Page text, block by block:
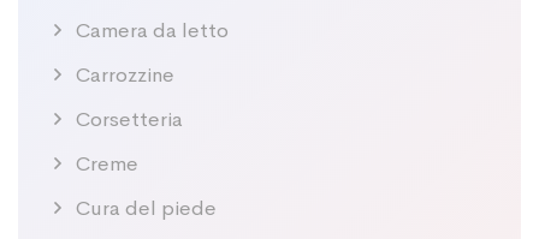
Camera da letto
Carrozzine
Corsetteria
Creme
Cura del piede